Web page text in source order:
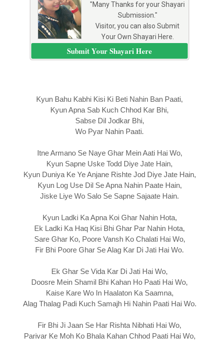
"Many Thanks for your Shayari
Submission."
Visitor, you can also Submit
Your Own Shayari Here.
Submit Your Shayari Here
Kyun Bahu Kabhi Kisi Ki Beti Nahin Ban Paati,
Kyun Apna Sab Kuch Chhod Kar Bhi,
Sabse Dil Jodkar Bhi,
Wo Pyar Nahin Paati.
Itne Armano Se Naye Ghar Mein Aati Hai Wo,
Kyun Sapne Uske Todd Diye Jate Hain,
Kyun Duniya Ke Ye Anjane Rishte Jod Diye Jate Hain,
Kyun Log Use Dil Se Apna Nahin Paate Hain,
Jiske Liye Wo Salo Se Sapne Sajaate Hain.
Kyun Ladki Ka Apna Koi Ghar Nahin Hota,
Ek Ladki Ka Haq Kisi Bhi Ghar Par Nahin Hota,
Sare Ghar Ko, Poore Vansh Ko Chalati Hai Wo,
Fir Bhi Poore Ghar Se Alag Kar Di Jati Hai Wo.
Ek Ghar Se Vida Kar Di Jati Hai Wo,
Doosre Mein Shamil Bhi Kahan Ho Paati Hai Wo,
Kaise Kare Wo In Haalaton Ka Saamna,
Alag Thalag Padi Kuch Samajh Hi Nahin Paati Hai Wo.
Fir Bhi Ji Jaan Se Har Rishta Nibhati Hai Wo,
Parivar Ke Moh Ko Bhala Kahan Chhod Paati Hai Wo,